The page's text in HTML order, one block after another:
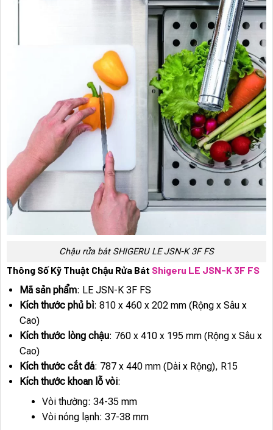
Chậu rửa bát SHIGERU LE JSN-K 3F FS
Thông Số Kỹ Thuật Chậu Rửa Bát Shigeru LE JSN-K 3F FS
Mã sản phẩm: LE JSN-K 3F FS
Kích thước phủ bì: 810 x 460 x 202 mm (Rộng x Sâu x
Cao)
Kích thước lòng chậu: 760 x 410 x 195 mm (Rộng x Sâu x
Cao)
Kích thước cắt đá: 787 x 440 mm (Dài x Rộng), R15
Kích thước khoan lỗ vòi:
Vòi thường: 34-35 mm
Vòi nóng lạnh: 37-38 mm